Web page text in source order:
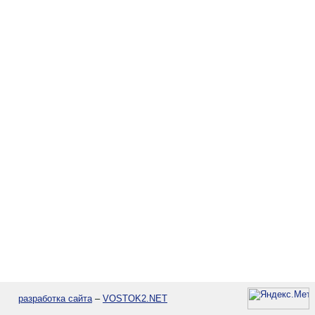
разработка сайта– VOSTOK2.NET